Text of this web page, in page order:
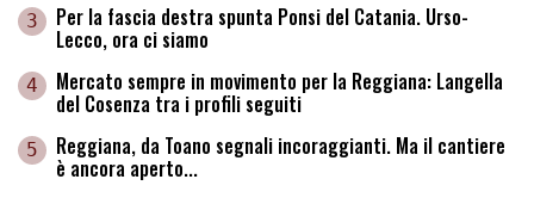
3 Per la fascia destra spunta Ponsi del Catania. Urso-
Lecco, ora ci siamo
4 Mercato sempre in movimento per la Reggiana: Langella
del Cosenza tra i profili seguiti
5 Reggiana, da Toano segnali incoraggianti. Ma il cantiere
è ancora aperto...